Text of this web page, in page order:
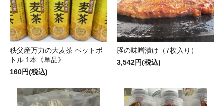
秩父産万力の大麦茶 ペットボ
トル 1本《単品》
160円(税込)
豚の味噌漬け（7枚入り）
3,542円(税込)